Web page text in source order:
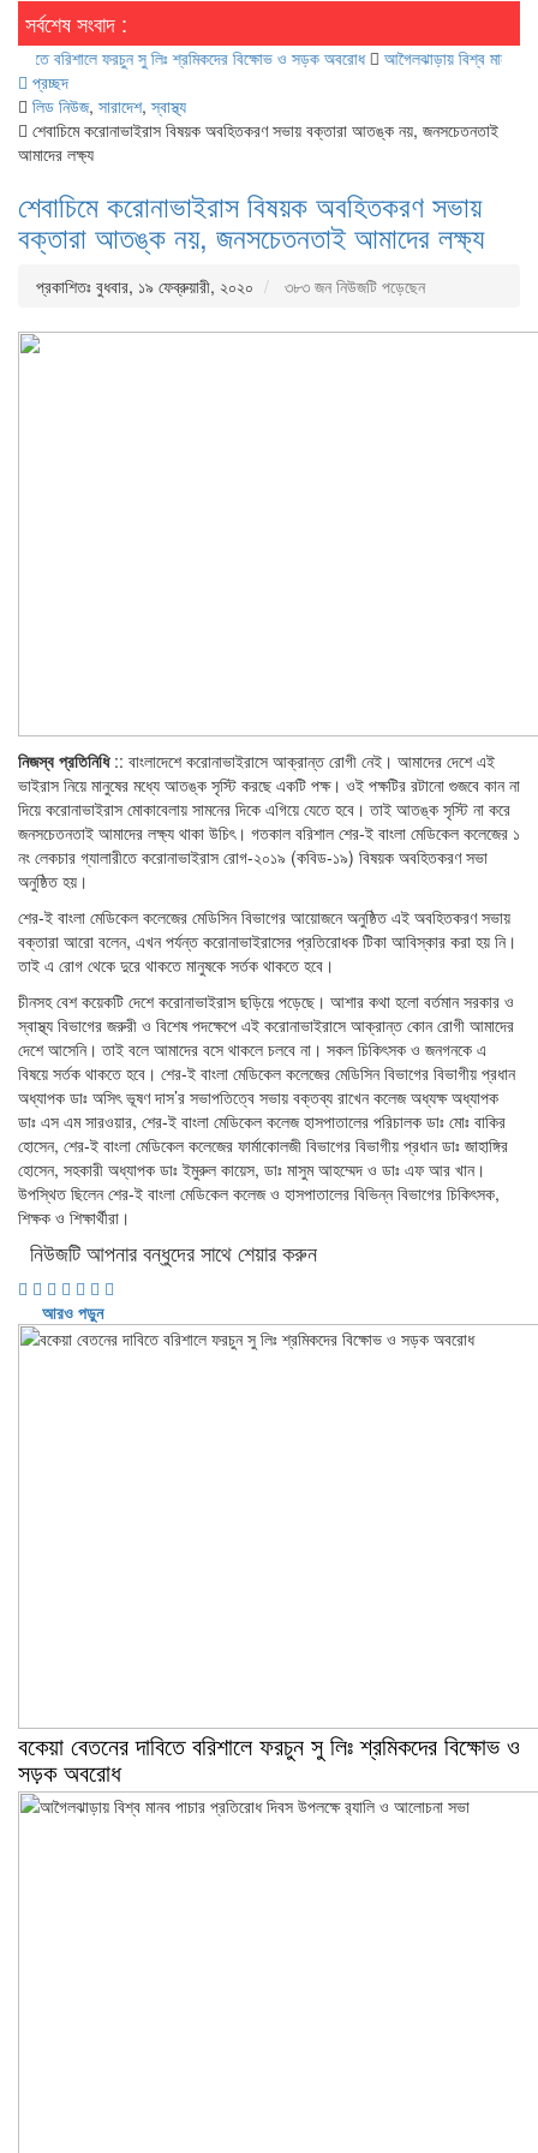
সর্বশেষ সংবাদ :
ফরচুন সু লিঃ শ্রমিকদের বিক্ষোভ ও সড়ক অবরোধ
আগৈলঝাড়ায় বিশ্ব মানব পাচার
প্রচ্ছদ
লিড নিউজ, সারাদেশ,স্বাস্থ্য
শেবাচিমে করোনাভাইরাস বিষয়ক অবহিতকরণ সভায় বক্তারা আতঙ্ক নয়, জনসচেতনতাই
আমাদের লক্ষ্য
শেবাচিমে করোনাভাইরাস বিষয়ক অবহিতকরণ সভায়
বক্তারা আতঙ্ক নয়, জনসচেতনতাই আমাদের লক্ষ্য
প্রকাশিতঃ বুধবার, ১৯ ফেব্রুয়ারী, ২০২০ ৩৮৩ জন নিউজটি পড়েছেন
নিজস্ব প্রতিনিধি:: বাংলাদেশে করোনাভাইরাসে আক্রান্ত রোগী নেই। আমাদের দেশে এই
ভাইরাস নিয়ে মানুষের মধ্যে আতঙ্ক সৃস্টি করছে একটি পক্ষ। ওই পক্ষটির রটানো গুজবে কান না
দিয়ে করোনাভাইরাস মোকাবেলায় সামনের দিকে এগিয়ে যেতে হবে। তাই আতঙ্ক সৃস্টি না করে
জনসচেতনতাই আমাদের লক্ষ্য থাকা উচিৎ। গতকাল বরিশাল শের-ই বাংলা মেডিকেল কলেজের ১
নং লেকচার গ্যালারীতে করোনাভাইরাস রোগ-২০১৯ (কবিড-১৯) বিষয়ক অবহিতকরণ সভা
অনুষ্ঠিত হয়।
শের-ই বাংলা মেডিকেল কলেজের মেডিসিন বিভাগের আয়োজনে অনুষ্ঠিত এই অবহিতকরণ সভায়
বক্তারা আরো বলেন, এখন পর্যন্ত করোনাভাইরাসের প্রতিরোধক টিকা আবিস্কার করা হয় নি।
তাই এ রোগ থেকে দুরে থাকতে মানুষকে সর্তক থাকতে হবে।
চীনসহ বেশ কয়েকটি দেশে করোনাভাইরাস ছড়িয়ে পড়েছে। আশার কথা হলো বর্তমান সরকার ও
স্বাস্থ্য বিভাগের জরুরী ও বিশেষ পদক্ষেপে এই করোনাভাইরাসে আক্রান্ত কোন রোগী আমাদের
দেশে আসেনি। তাই বলে আমাদের বসে থাকলে চলবে না। সকল চিকিৎসক ও জনগনকে এ
বিষয়ে সর্তক থাকতে হবে। শের-ই বাংলা মেডিকেল কলেজের মেডিসিন বিভাগের বিভাগীয় প্রধান
অধ্যাপক ডাঃ অসিৎ ভূষণ দাস’র সভাপতিত্বে সভায় বক্তব্য রাখেন কলেজ অধ্যক্ষ অধ্যাপক
ডাঃ এস এম সারওয়ার, শের-ই বাংলা মেডিকেল কলেজ হাসপাতালের পরিচালক ডাঃ মোঃ বাকির
হোসেন, শের-ই বাংলা মেডিকেল কলেজের ফার্মাকোলজী বিভাগের বিভাগীয় প্রধান ডাঃ জাহাঙ্গির
হোসেন, সহকারী অধ্যাপক ডাঃ ইমুরুল কায়েস, ডাঃ মাসুম আহম্মেদ ও ডাঃ এফ আর খান।
উপস্থিত ছিলেন শের-ই বাংলা মেডিকেল কলেজ ও হাসপাতালের বিভিন্ন বিভাগের চিকিৎসক,
শিক্ষক ও শিক্ষার্থীরা।
নিউজটি আপনার বন্ধুদের সাথে শেয়ার করুন
আরও পড়ুন
বকেয়া বেতনের দাবিতে বরিশালে ফরচুন সু লিঃ শ্রমিকদের বিক্ষোভ ও
সড়ক অবরোধ